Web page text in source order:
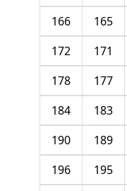
165
166
171
172
177
178
183
184
189
190
195
196